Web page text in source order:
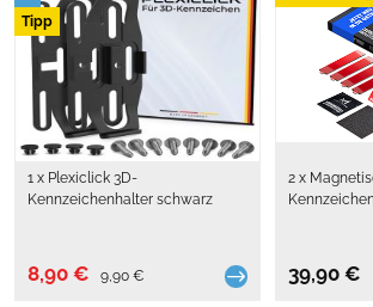
Tipp
1 x Plexiclick 3D-
Kennzeichenhalter schwarz
8,90 € 9,90 €
2 x
39,90 €